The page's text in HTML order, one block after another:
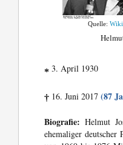
Quelle:
* 3. April 1930
† 16. Juni 2017(87
Biografie: Helmut
ehemaliger